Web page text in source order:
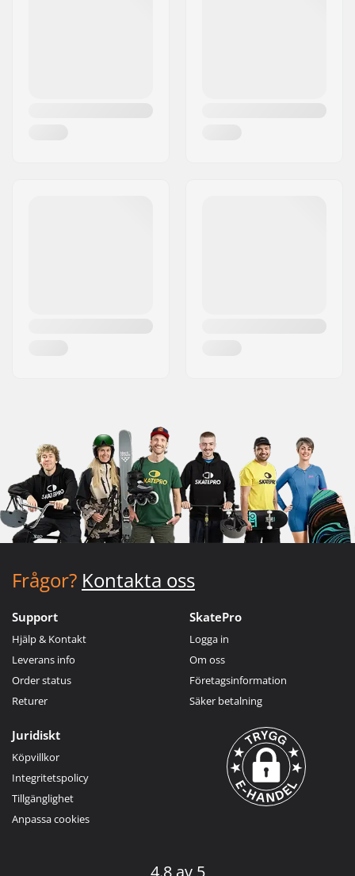
Frågor? Kontakta oss
Support
Hjälp & Kontakt
Leverans info
Order status
Returer
SkatePro
Logga in
Om oss
Företagsinformation
Säker betalning
Juridiskt
Köpvillkor
Integritetspolicy
Tillgänglighet
Anpassa cookies
4.8 av 5